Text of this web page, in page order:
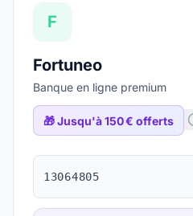
F
Fortuneo
Banque en ligne premium
🎁Jusqu'à 150 € offerts
13064805